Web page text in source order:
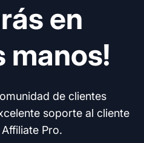
en
manos!
de clientes
soporte al cliente
Pro.